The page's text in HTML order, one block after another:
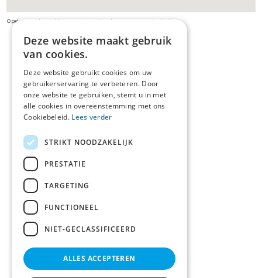
Opgepast: de beelden van streetview kunnen verouderd zijn
Deze website maakt gebruik
van cookies.
Deze website gebruikt cookies om uw
gebruikerservaring te verbeteren. Door
onze website te gebruiken, stemt u in met
alle cookies in overeenstemming met ons
Cookiebeleid. Lees verder
STRIKT NOODZAKELIJK
PRESTATIE
TARGETING
FUNCTIONEEL
NIET-GECLASSIFICEERD
ALLES ACCEPTEREN